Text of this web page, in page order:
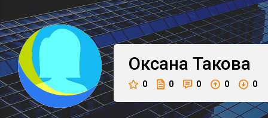
Оксана Такова
0 0 0 0 0